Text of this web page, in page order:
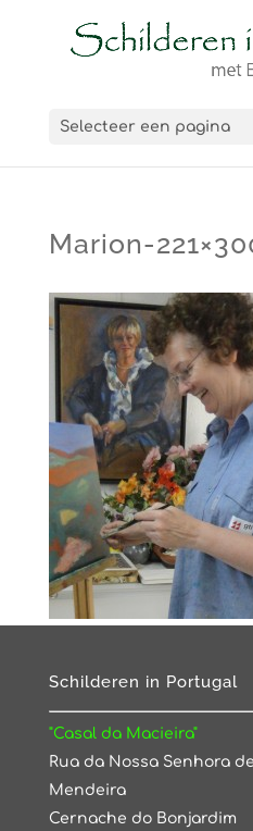
Selecteer een pagina
Marion-
Schilderen in Portugal
"Casal da Macieira"
Rua da Nossa Senhora
Mendeira
Cernache do Bonjardim